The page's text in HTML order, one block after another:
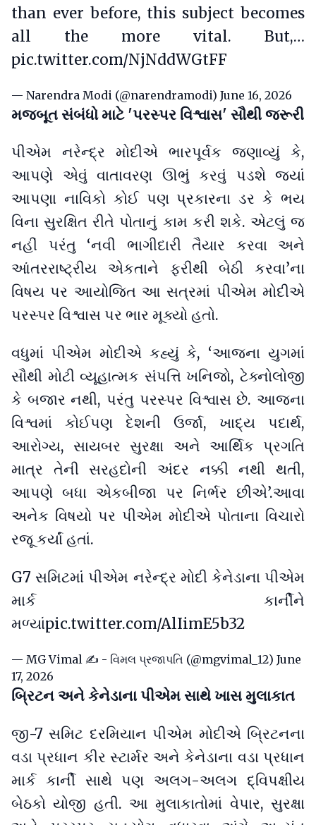
than ever before, this subject becomes
all the more vital. But,…
pic.twitter.com/NjNddWGtFF
— Narendra Modi (@narendramodi) June 16, 2026
મજબૂત સંબંધો માટે 'પરસ્પર વિશ્વાસ' સૌથી જરૂરી
પીએમ નરેન્દ્ર મોદીએ ભારપૂર્વક જણાવ્યું કે,
આપણે એવું વાતાવરણ ઊભું કરવું પડશે જ્યાં
આપણા નાવિકો કોઈ પણ પ્રકારના ડર કે ભય
વિના સુરક્ષિત રીતે પોતાનું કામ કરી શકે. એટલું જ
નહીં પરંતુ ‘નવી ભાગીદારી તૈયાર કરવા અને
આંતરરાષ્ટ્રીય એકતાને ફરીથી બેઠી કરવા’ના
વિષય પર આયોજિત આ સત્રમાં પીએમ મોદીએ
પરસ્પર વિશ્વાસ પર ભાર મૂક્યો હતો.
વધુમાં પીએમ મોદીએ કહ્યું કે, ‘આજના યુગમાં
સૌથી મોટી વ્યૂહાત્મક સંપત્તિ ખનિજો, ટેક્નોલોજી
કે બજાર નથી, પરંતુ પરસ્પર વિશ્વાસ છે. આજના
વિશ્વમાં કોઈપણ દેશની ઉર્જા, ખાદ્ય પદાર્થ,
આરોગ્ય, સાયબર સુરક્ષા અને આર્થિક પ્રગતિ
માત્ર તેની સરહદોની અંદર નક્કી નથી થતી,
આપણે બધા એકબીજા પર નિર્ભર છીએ’.આવા
અનેક વિષયો પર પીએમ મોદીએ પોતાના વિચારો
રજૂ કર્યાં હતાં.
G7 સમિટમાં પીએમ નરેન્દ્ર મોદી કેનેડાના પીએમ
માર્ક કાર્નીને
મળ્યાંpic.twitter.com/AlIimE5b32
— MG Vimal ✍️ - વિમલ પ્રજાપતિ (@mgvimal_12) June
17, 2026
બ્રિટન અને કેનેડાના પીએમ સાથે ખાસ મુલાકાત
જી-7 સમિટ દરમિયાન પીએમ મોદીએ બ્રિટનના
વડા પ્રધાન કીર સ્ટાર્મર અને કેનેડાના વડા પ્રધાન
માર્ક કાર્ની સાથે પણ અલગ-અલગ દ્વિપક્ષીય
બેઠકો યોજી હતી. આ મુલાકાતોમાં વેપાર, સુરક્ષા